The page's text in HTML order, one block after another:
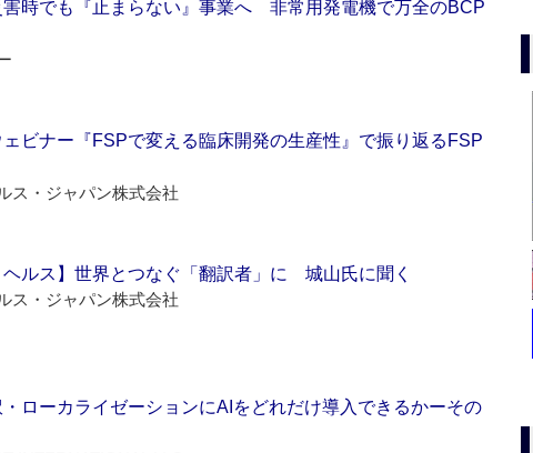
害時でも『止まらない』事業へ 非常用発電機で万全のBCP
ェビナー『FSPで変える臨床開発の生産性』で振り返るFSP
ス・ジャパン株式会社
ヘルス】世界とつなぐ「翻訳者」に 城山氏に聞く
ス・ジャパン株式会社
ローカライゼーションにAIをどれだけ導入できるかーその